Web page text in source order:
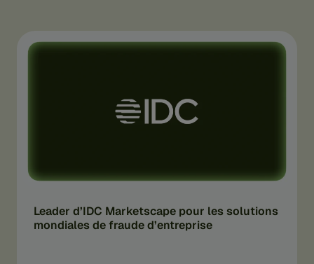
Leader d’IDC Marketscape pour les solutions
mondiales de fraude d’entreprise